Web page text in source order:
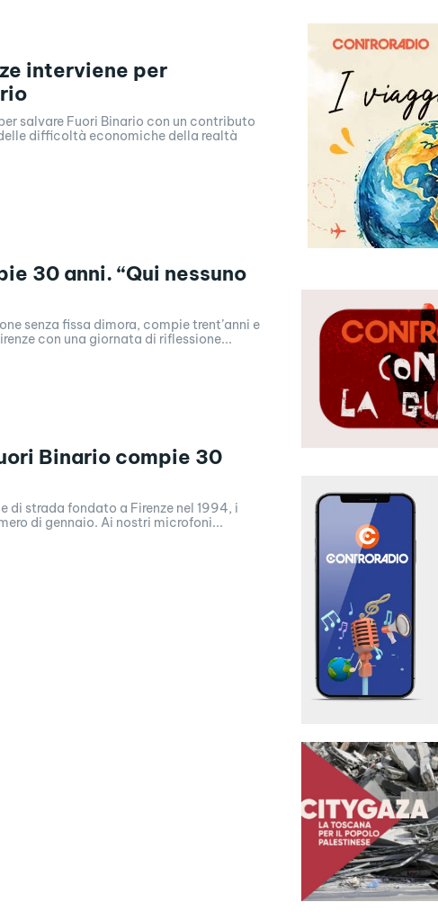
interviene per
salvare Fuori Binario con un contributo
difficoltà economiche della realtà
30 anni. “Qui nessuno
senza fissa dimora, compie trent’anni e
con una giornata di riflessione...
Binario compie 30
di strada fondato a Firenze nel 1994, i
di gennaio. Ai nostri microfoni...